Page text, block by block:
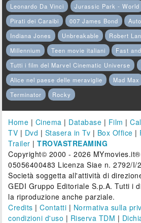
Leonardo Da Vinci
Jurassic Park - World
Pirati dei Caraibi
007 James Bond
Indiana Jones
Unbreakable Robert
Millennium
Teen movie italiani
Fast
Tutti i film del Marvel Cinematic Universe
Alice nel paese delle meraviglie
Mad Max
Terminator
Rocky
Home | Cinema | Database | Film |
TV | Dvd | Stasera in Tv | Box Office |
Trailer |TROVASTREAMING
Copyright© 2000 - 2026
05056400483 Licenza Siae n. 2792/I/
Società soggetta all'attività di
GEDI Gruppo Editoriale S.p.A. Tutti i
la riproduzione anche parziale.
Credits |Contatti | Normativa sulla
condizioni d'uso | Riserva TDM |